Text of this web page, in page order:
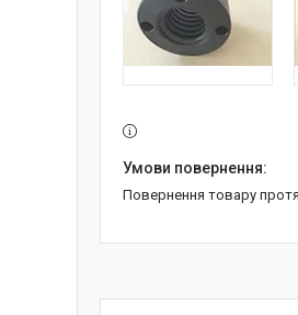
повернення товару